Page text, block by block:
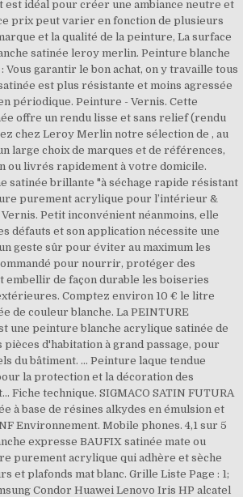
est idéal pour créer une ambiance neutre et
prix peut varier en fonction de plusieurs
et la qualité de la peinture, La surface
satinée leroy merlin. Peinture blanche
Vous garantir le bon achat, on y travaille tous
est plus résistante et moins agressée
périodique. Peinture - Vernis. Cette
offre un rendu lisse et sans relief (rendu
chez Leroy Merlin notre sélection de , au
large choix de marques et de références,
ou livrés rapidement à votre domicile.
satinée brillante "à séchage rapide résistant
purement acrylique pour l’intérieur &
Petit inconvénient néanmoins, elle
défauts et son application nécessite une
geste sûr pour éviter au maximum les
pour nourrir, protéger des
embellir de façon durable les boiseries
Comptez environ 10 € le litre
de couleur blanche. La PEINTURE
une peinture blanche acrylique satinée de
d'habitation à grand passage, pour
du bâtiment. ... Peinture laque tendue
la protection et la décoration des
Fiche technique. SIGMACO SATIN FUTURA
à base de résines alkydes en émulsion et
Environnement. Mobile phones. 4,1 sur 5
expresse BAUFIX satinée mate ou
purement acrylique qui adhère et sèche
et plafonds mat blanc. Grille Liste Page : 1;
Condor Huawei Lenovo Iris HP alcatel